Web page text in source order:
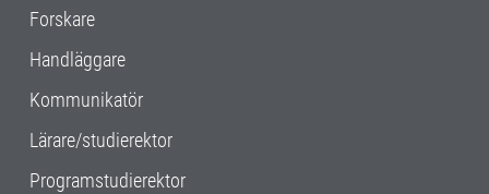
Forskare
Handläggare
Kommunikatör
Lärare/studierektor
Programstudierektor